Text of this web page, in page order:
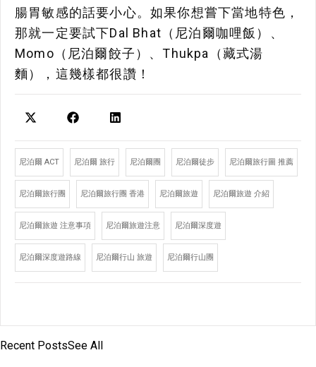
腸胃敏感的話要小心。如果你想嘗下當地特色，
那就一定要試下Dal Bhat（尼泊爾咖哩飯）、
Momo（尼泊爾餃子）、Thukpa（藏式湯
麵），這幾樣都很讚！
尼泊爾 ACT 尼泊爾 旅行 尼泊爾團 尼泊爾徒步 尼泊爾旅行圖 推薦
尼泊爾旅行團 尼泊爾旅行團 香港 尼泊爾旅遊 尼泊爾旅遊 介紹
尼泊爾旅遊 注意事項 尼泊爾旅遊注意 尼泊爾深度遊
尼泊爾深度遊路線 尼泊爾行山 旅遊 尼泊爾行山團
Recent PostsSee All